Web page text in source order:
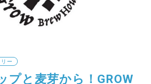
ー
プと麦芽から！GROW